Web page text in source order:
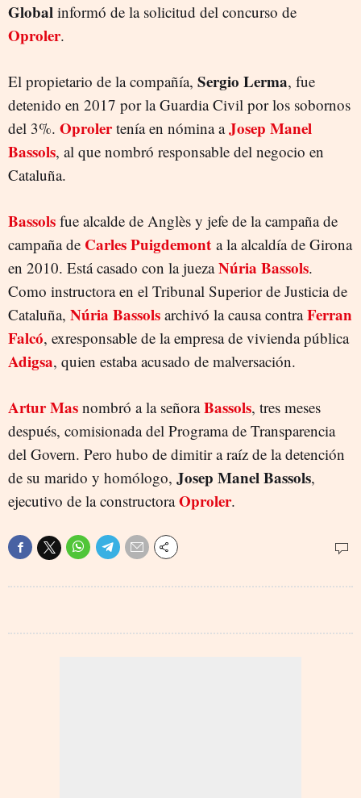
Global informó de la solicitud del concurso de
Oproler.
El propietario de la compañía, Sergio Lerma, fue
detenido en 2017 por la Guardia Civil por los sobornos
del 3%. Oprolertenía en nómina a Josep Manel
Bassols, al que nombró responsable del negocio en
Cataluña.
Bassols fue alcalde de Anglès y jefe de la campaña de
campaña de Carles Puigdemont a la alcaldía de Girona
en 2010. Está casado con la juezaNúria Bassols.
Como instructora en el Tribunal Superior de Justicia de
Cataluña, Núria Bassols archivó la causa contraFerran
Falcó, exresponsable de la empresa de vivienda pública
Adigsa, quien estaba acusado de malversación.
Artur Mas nombró a la señoraBassols, tres meses
después, comisionada del Programa de Transparencia
del Govern. Pero hubo de dimitir a raíz de la detención
de su marido y homólogo, Josep Manel Bassols,
ejecutivo de la constructoraOproler.